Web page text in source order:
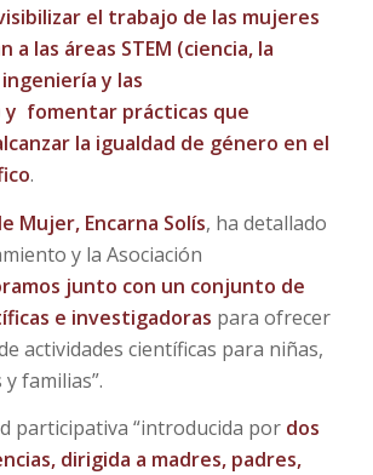
el trabajo de las mujeres
a las áreas STEM (ciencia, la
y las
y fomentar prácticas que
la igualdad de género en el
.
Mujer, Encarna Solís, ha detallado
y la Asociación
junto con un conjunto de
e investigadoras para ofrecer
actividades científicas para niñas,
familias”.
participativa “introducida por dos
dirigida a madres, padres,